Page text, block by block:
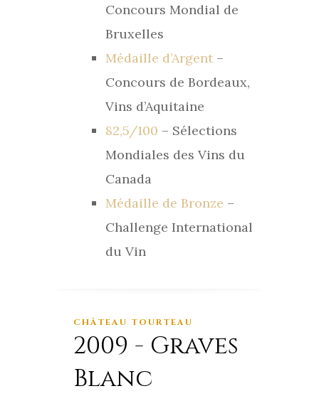
Concours Mondial de
Bruxelles
Médaille d’Argent–
Concours de Bordeaux,
Vins d’Aquitaine
82,5/100 – Sélections
Mondiales des Vins du
Canada
Médaille de Bronze –
Challenge International
du Vin
CHÂTEAU TOURTEAU
2009 - Graves
Blanc